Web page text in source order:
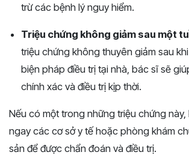
trừ các bệnh lý nguy hiểm​.
Triệu chứng không giảm sau một
triệu chứng không thuyên giảm sau
biện pháp điều trị tại nhà, bác sĩ sẽ
chính xác và điều trị kịp thời​.
Nếu có một trong những triệu chứng này,
ngay các cơ sở y tế hoặc phòng khám
sản để được chẩn đoán và điều trị.